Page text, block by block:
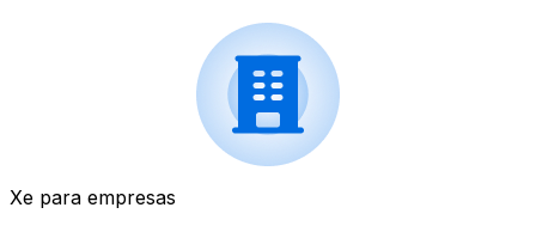
Xe para empresas